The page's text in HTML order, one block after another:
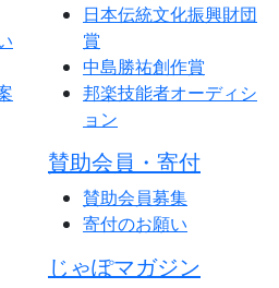
日本伝統文化振興財団
賞
中島勝祐創作賞
邦楽技能者オーディシ
ョン
賛助会員・寄付
賛助会員募集
寄付のお願い
じゃぽマガジン